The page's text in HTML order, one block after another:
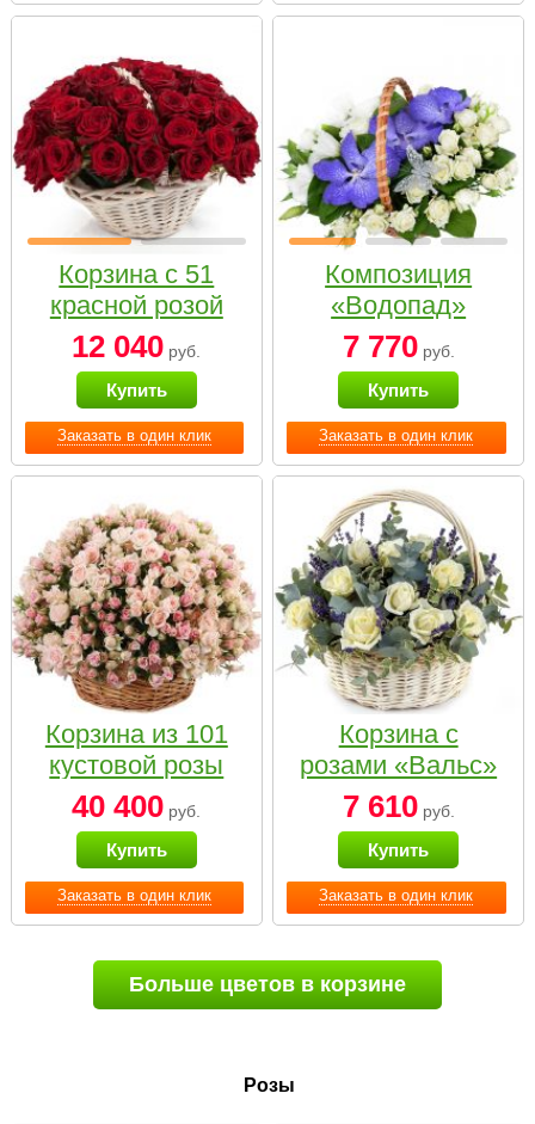
Заказать в один клик
Корзина с 51
красной розой
12 040 руб.
Купить
Заказать в один клик
Композиция
«Водопад»
7 770руб.
Купить
Заказать в один клик
Корзина из 101
кустовой розы
нежных тонов
40 400 руб.
Купить
Заказать в один клик
Корзина с
розами «Вальс»
7 610руб.
Купить
Больше цветов в корзине
Розы